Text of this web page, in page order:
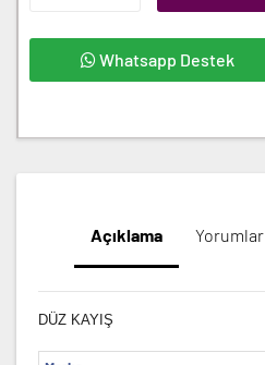
Whatsapp Destek
Açıklama Yorumlar
DÜZ KAYIŞ